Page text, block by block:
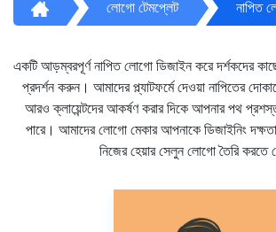
লোগো টেমপ্লেট নাপিত
একটি আড়ম্বরপূর্ণ নাপিত লোগো ডিজাইন করে দর্শকদের
প্রদর্শন করুন। আমাদের প্ল্যাটফর্মে দেওয়া নাপিতের
আরও ক্লায়েন্টদের আকর্ষণ করার দিকে আপনার পথ
পারে। আমাদের লোগো মেকার আপনাকে ডিজাইনিং
নিজের হেয়ার সেলুন লোগো তৈরি করতে